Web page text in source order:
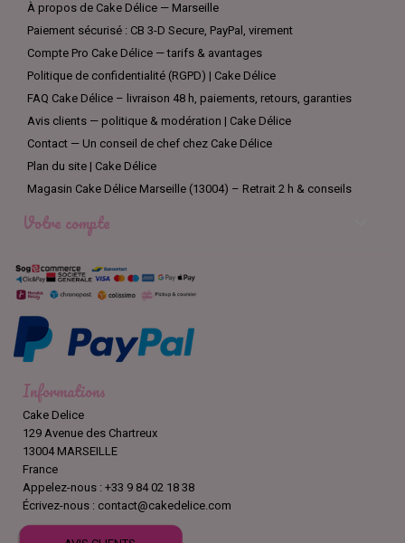
À propos de Cake Délice — Marseille
Paiement sécurisé : CB 3-D Secure, PayPal, virement
Compte Pro Cake Délice — tarifs & avantages
Politique de confidentialité (RGPD) | Cake Délice
FAQ Cake Délice – livraison 48 h, paiements, retours, garanties
Avis clients — politique & modération | Cake Délice
Contact — Un conseil de chef chez Cake Délice
Plan du site | Cake Délice
Magasin Cake Délice Marseille (13004) – Retrait 2 h & conseils
Votre compte
Informations
Cake Delice
129 Avenue des Chartreux
13004 MARSEILLE
France
Appelez-nous : +33 9 84 02 18 38
Écrivez-nous : contact@cakedelice.com